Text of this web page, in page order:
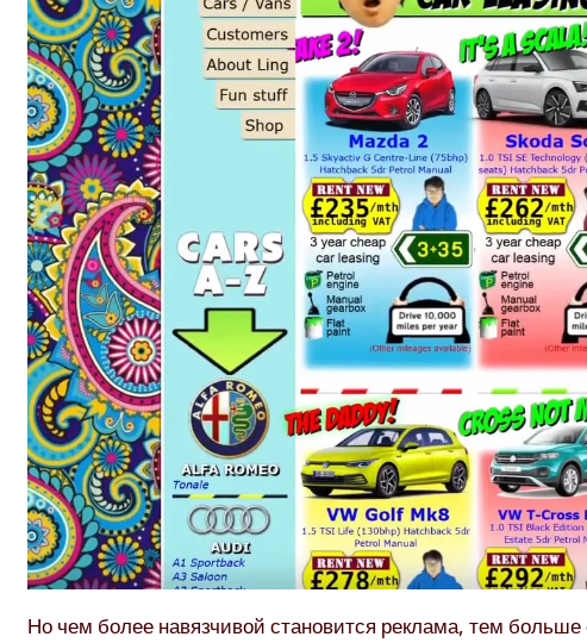
Но чем более навязчивой становится реклама, тем